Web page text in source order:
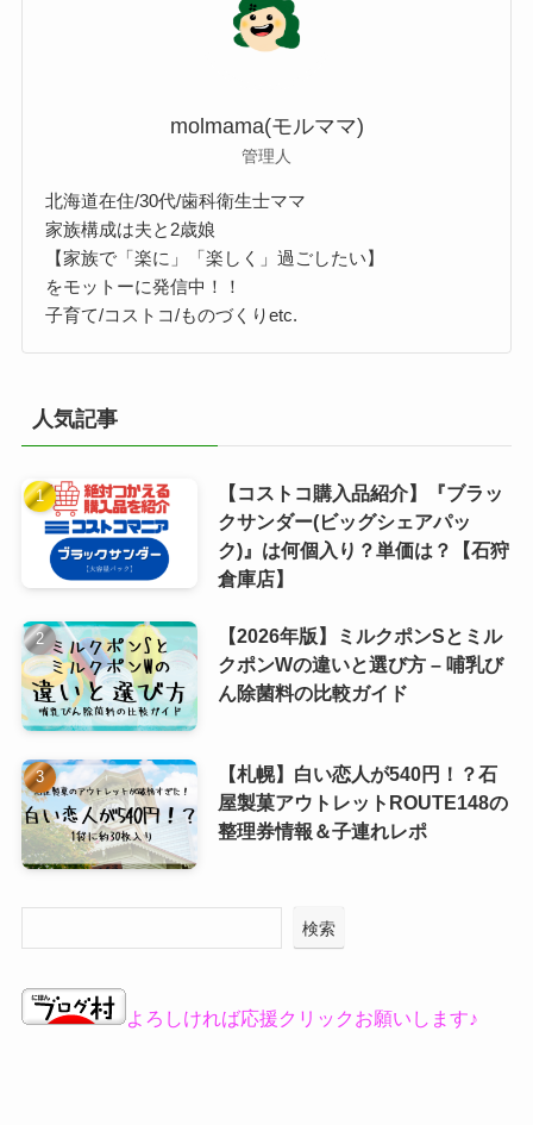
molmama(モルママ)
管理人
北海道在住/30代/歯科衛生士ママ
家族構成は夫と2歳娘
【家族で「楽に」「楽しく」過ごしたい】
をモットーに発信中！！
子育て/コストコ/ものづくりetc.
人気記事
【コストコ購入品紹介】『ブラッ
クサンダー(ビッグシェアパッ
ク)』は何個入り？単価は？【石狩
倉庫店】
【2026年版】ミルクポンSとミル
クポンWの違いと選び方 – 哺乳び
ん除菌料の比較ガイド
【札幌】白い恋人が540円！？石
屋製菓アウトレットROUTE148の
整理券情報＆子連れレポ
検索
よろしければ応援クリックお願いします♪